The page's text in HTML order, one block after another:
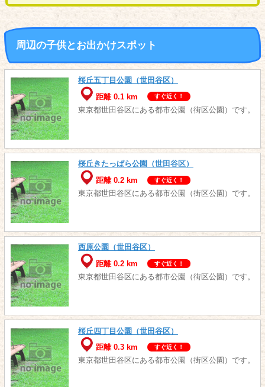
周辺の子供とお出かけスポット
桜丘五丁目公園（世田谷区）
距離 0.1 km
すぐ近く！
東京都世田谷区にある都市公園（街区公園）です。
桜丘きたっぱら公園（世田谷区）
距離 0.2 km
すぐ近く！
東京都世田谷区にある都市公園（街区公園）です。
西原公園（世田谷区）
距離 0.2 km
すぐ近く！
東京都世田谷区にある都市公園（街区公園）です。
桜丘四丁目公園（世田谷区）
距離 0.3 km
すぐ近く！
東京都世田谷区にある都市公園（街区公園）です。